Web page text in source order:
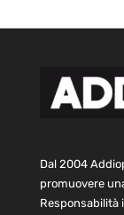
Dal 2004
promuovere
Responsabilità